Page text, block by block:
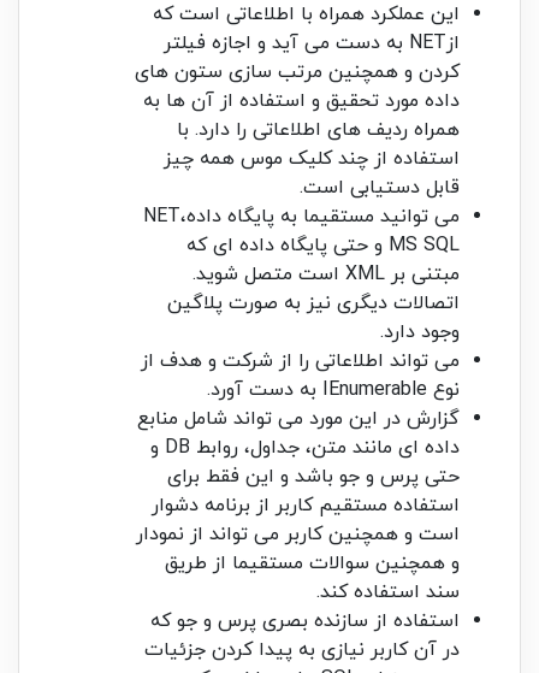
این عملکرد همراه با اطلاعاتی است که
ازNET به دست می آید و اجازه فیلتر
کردن و همچنین مرتب سازی ستون های
داده مورد تحقیق و استفاده از آن ها به
همراه ردیف های اطلاعاتی را دارد. با
استفاده از چند کلیک موس همه چیز
قابل دستیابی است.
می توانید مستقیما به پایگاه دادهNET،
MS SQL و حتی پایگاه داده ای که
مبتنی بر XML است متصل شوید.
اتصالات دیگری نیز به صورت پلاگین
وجود دارد.
می تواند اطلاعاتی را از شرکت و هدف از
نوع IEnumerable به دست آورد.
گزارش در این مورد می تواند شامل منابع
داده ای مانند متن، جداول، روابط DB و
حتی پرس و جو باشد و این فقط برای
استفاده مستقیم کاربر از برنامه دشوار
است و همچنین کاربر می تواند از نمودار
و همچنین سوالات مستقیما از طریق
سند استفاده کند.
استفاده از سازنده بصری پرس و جو که
در آن کاربر نیازی به پیدا کردن جزئیات